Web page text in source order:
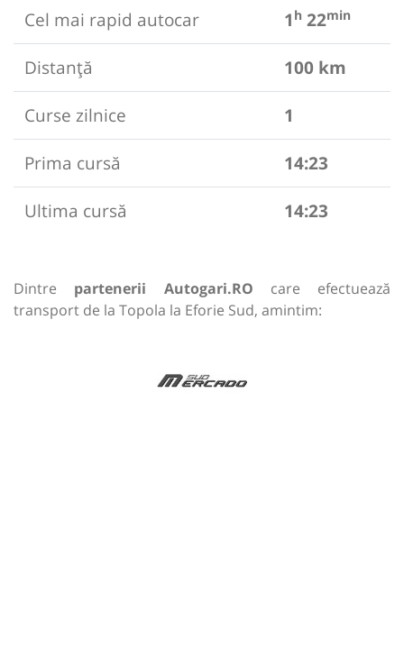
Cel mai rapid autocar
1 h 22min
Distanță
100 km
Curse zilnice
1
Prima cursă
14:23
Ultima cursă
14:23
Dintre partenerii Autogari.RO care efectuează
transport de la Topola la Eforie Sud, amintim: